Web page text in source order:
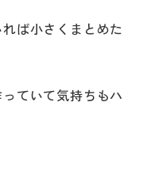
ば小さくまとめた
ていて気持ちもハ